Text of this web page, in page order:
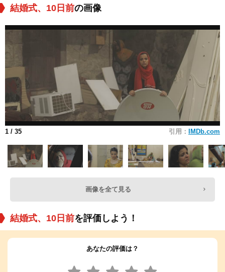
結婚式、10日前の画像
1 / 35 引用： IMDb.com
画像を全て見る
結婚式、10日前を評価しよう！
あなたの評価は？